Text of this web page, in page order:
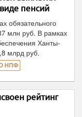
пенсий
обязательного
млн руб. В рамках
Ханты-
млрд руб.
НПФ
рейтинг